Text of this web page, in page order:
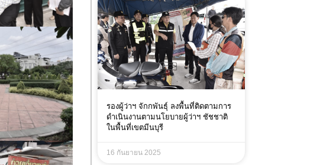
รองผู้ว่าฯ จักกพันธุ์ ลงพื้นที่ติดตามการ
ดำเนินงานตามนโยบายผู้ว่าฯ ชัชชาติ
ในพื้นที่เขตมีนบุรี
16 กันยายน 2025